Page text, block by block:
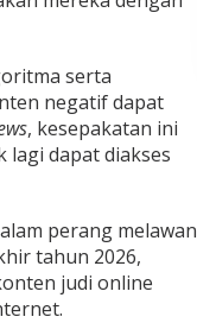
serta
negatif dapat
, kesepakatan ini
lagi dapat diakses
perang melawan
tahun 2026,
judi online